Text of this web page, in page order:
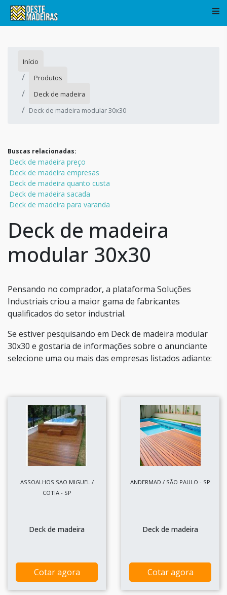
Início
Produtos
Deck de madeira
Deck de madeira modular 30x30
Buscas relacionadas:
Deck de madeira preço
Deck de madeira empresas
Deck de madeira quanto custa
Deck de madeira sacada
Deck de madeira para varanda
Deck de madeira
modular 30x30
Pensando no comprador, a plataforma Soluções
Industriais criou a maior gama de fabricantes
qualificados do setor industrial.
Se estiver pesquisando em Deck de madeira modular
30x30 e gostaria de informações sobre o anunciante
selecione uma ou mais das empresas listados adiante:
ASSOALHOS SAO MIGUEL /
COTIA - SP
Deck de madeira
Cotar agora
ANDERMAD / SÃO PAULO - SP
Deck de madeira
Cotar agora